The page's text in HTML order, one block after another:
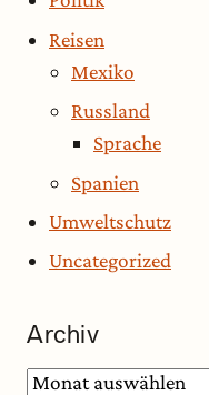
Reisen
Mexiko
Russland
Sprache
Spanien
Umweltschutz
Uncategorized
Archiv
Archiv